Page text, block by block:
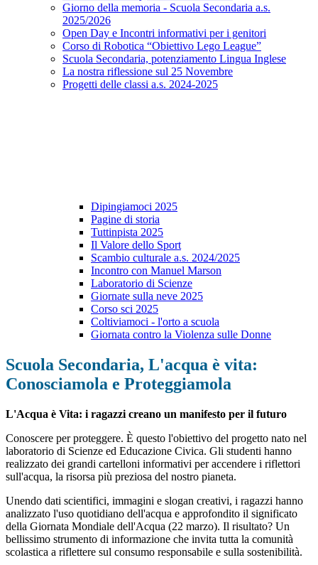
Giorno della memoria - Scuola Secondaria a.s.
2025/2026
Open Day e Incontri informativi per i genitori
Corso di Robotica “Obiettivo Lego League”
Scuola Secondaria, potenziamento Lingua Inglese
La nostra riflessione sul 25 Novembre
Progetti delle classi a.s. 2024-2025
Dipingiamoci 2025
Pagine di storia
Tuttinpista 2025
Il Valore dello Sport
Scambio culturale a.s. 2024/2025
Incontro con Manuel Marson
Laboratorio di Scienze
Giornate sulla neve 2025
Corso sci 2025
Coltiviamoci - l'orto a scuola
Giornata contro la Violenza sulle Donne
Scuola Secondaria, L'acqua è vita:
Conosciamola e Proteggiamola
L'Acqua è Vita: i ragazzi creano un manifesto per il futuro
Conoscere per proteggere. È questo l'obiettivo del progetto nato nel
laboratorio di Scienze ed Educazione Civica. Gli studenti hanno
realizzato dei grandi cartelloni informativi per accendere i riflettori
sull'acqua, la risorsa più preziosa del nostro pianeta.
Unendo dati scientifici, immagini e slogan creativi, i ragazzi hanno
analizzato l'uso quotidiano dell'acqua e approfondito il significato
della Giornata Mondiale dell'Acqua (22 marzo). Il risultato? Un
bellissimo strumento di informazione che invita tutta la comunità
scolastica a riflettere sul consumo responsabile e sulla sostenibilità.